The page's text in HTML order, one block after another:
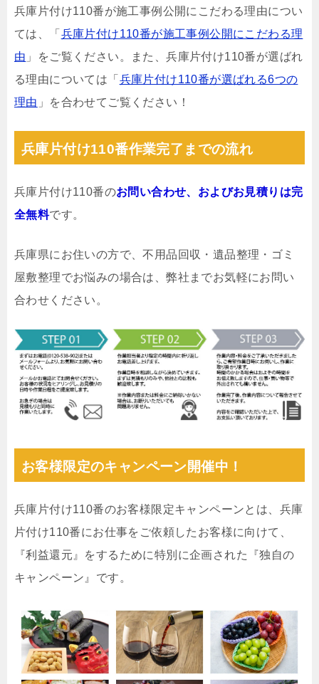
兵庫片付け110番が施工事例公開にこだわる理由につい
ては、「 兵庫片付け110番が施工事例公開にこだわる理
由 」をご覧ください。また、兵庫片付け110番が選ばれ
る理由については「 兵庫片付け110番が選ばれる6つの
理由 」を合わせてご覧ください！
兵庫片付け110番作業完了までの流れ
兵庫片付け110番のお問い合わせ、およびお見積りは完
全無料です。
兵庫県にお住いの方で、不用品回収・遺品整理・ゴミ
屋敷整理でお悩みの場合は、弊社までお気軽にお問い
合わせください。
お客様限定のキャンペーン開催中！
兵庫片付け110番のお客様限定キャンペーンとは、兵庫
片付け110番にお仕事をご依頼したお客様に向けて、
『利益還元』をするために特別に企画された『独自の
キャンペーン』です。